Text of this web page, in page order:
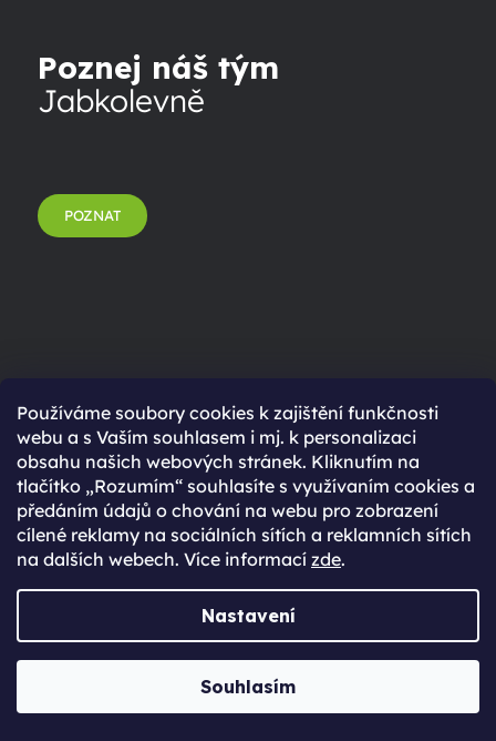
Používáme soubory cookies k zajištění funkčnosti
webu a s Vaším souhlasem i mj. k personalizaci
obsahu našich webových stránek. Kliknutím na
tlačítko „Rozumím“ souhlasíte s využívaním cookies a
předáním údajů o chování na webu pro zobrazení
cílené reklamy na sociálních sítích a reklamních sítích
na dalších webech. Více informací zde.
Nastavení
Souhlasím
Poznej náš tým
Jabkolevně
POZNAT
Navštiv nás
na prodejně v Praze
NAVŠTÍVIT